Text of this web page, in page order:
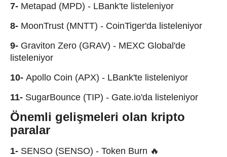
7- Metapad (MPD) - LBank'te listeleniyor
8- MoonTrust (MNTT) - CoinTiger'da listeleniyor
9- Graviton Zero (GRAV) - MEXC Global'de
listeleniyor
10- Apollo Coin (APX) - LBank'te listeleniyor
11- SugarBounce (TIP) - Gate.io'da listeleniyor
Önemli gelişmeleri olan kripto
paralar
1- SENSO (SENSO) - Token Burn 🔥